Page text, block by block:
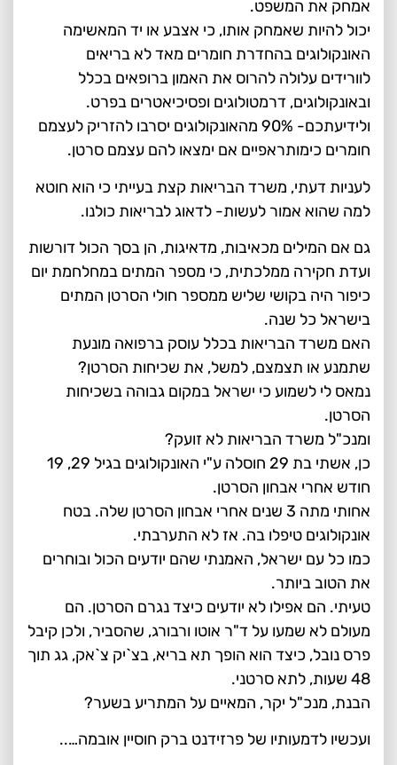
אמחק את המשפט.
יכול להיות שאמחק אותו, כי אצבע או יד המאשימה
האונקולוגים בהחדרת חומרים מאד לא בריאים
לוורידים עלולה להרוס את האמון ברופאים בכלל
ובאונקולוגים, דרמטולוגים ופסיכיאטרים בפרט.
ולידיעתכם- 90% מהאונקולוגים יסרבו להזריק לעצמם
חומרים כימותראפיים אם ימצאו להם עצמם סרטן.
לעניות דעתי, משרד הבריאות קצת בעייתי כי הוא חוטא
למה שהוא אמור לעשות- לדאוג לבריאות כולנו.
גם אם המילים מכאיבות, מדאיגות, הן בסך הכול דורשות
ועדת חקירה ממלכתית, כי מספר המתים במחלחמת יום
כיפור היה בקושי שליש ממספר חולי הסרטן המתים
בישראל כל שנה.
האם משרד הבריאות בכלל עוסק ברפואה מונעת
שתמנע או תצמצם, למשל, את שכיחות הסרטן?
נמאס לי לשמוע כי ישראל במקום גבוהה בשכיחות
הסרטן.
ומנכ"ל משרד הבריאות לא זועק?
כן, אשתי בת 29 חוסלה ע"י האונקולוגים בגיל 29, 19
חודש אחרי אבחון הסרטן.
אחותי מתה 3 שנים אחרי אבחון הסרטן שלה. בטח
אונקולוגים טיפלו בה. אז לא התערבתי.
כמו כל עם ישראל, האמנתי שהם יודעים הכול ובוחרים
את הטוב ביותר.
טעיתי. הם אפילו לא יודעים כיצד נגרם הסרטן. הם
מעולם לא שמעו על ד"ר אוטו ורבורג, שהסביר, ולכן קיבל
פרס נובל, כיצד הוא הופך תא בריא, בצ`יק צ`אק, גג תוך
48 שעות, לתא סרטני.
הבנת, מנכ"ל יקר, המאיים על המתריע בשער?
ועכשיו לדמעותיו של פרזידנט ברק חוסיין אובמה…..